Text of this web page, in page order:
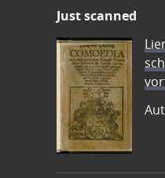
Just scanned